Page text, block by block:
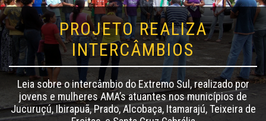
PROJETO REALIZA
INTERCÂMBIOS
Leia sobre o intercâmbio do Extremo Sul, realizado por
jovens e mulheres AMA’s atuantes nos municípios de
Jucuruçú, Ibirapuã, Prado, Alcobaça, Itamarajú, Teixeira de